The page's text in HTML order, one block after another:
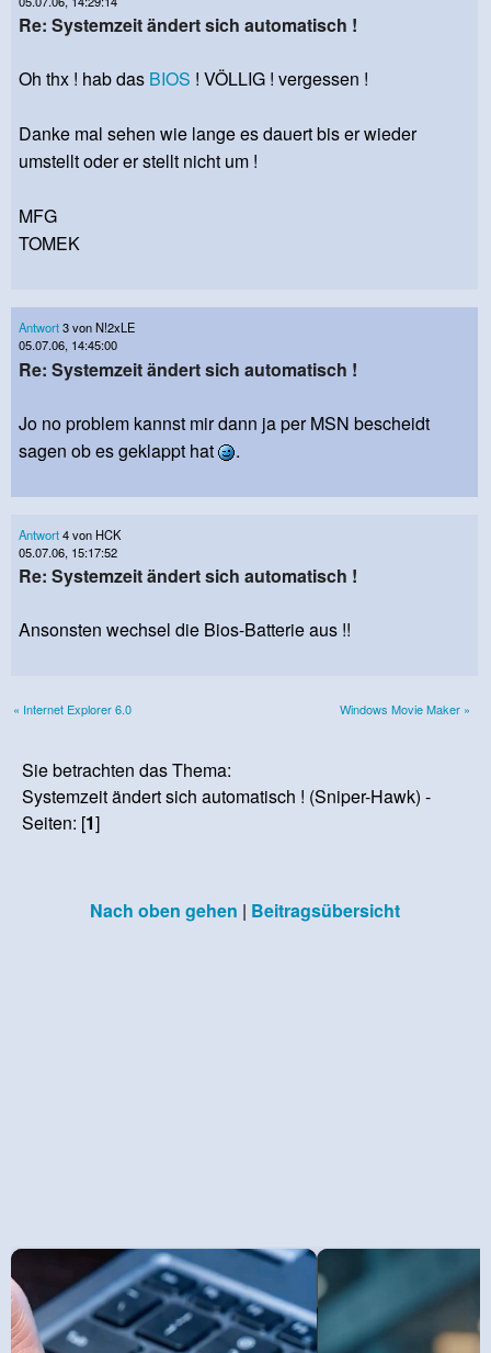
Re: Systemzeit ändert sich automatisch !
Oh thx ! hab das BIOS ! VÖLLIG ! vergessen !
Danke mal sehen wie lange es dauert bis er wieder
umstellt oder er stellt nicht um !
MFG
TOMEK
Antwort3 von N!2xLE
05.07.06, 14:45:00
Re: Systemzeit ändert sich automatisch !
Jo no problem kannst mir dann ja per MSN bescheidt
sagen ob es geklappt hat
.
Antwort4 von HCK
05.07.06, 15:17:52
Re: Systemzeit ändert sich automatisch !
Ansonsten wechsel die Bios-Batterie aus !!
« Internet Explorer 6.0 Windows Movie Maker »
Sie betrachten das Thema:
Systemzeit ändert sich automatisch ! (Sniper-Hawk) -
Seiten: [1]
Nach oben gehen | Beitragsübersicht